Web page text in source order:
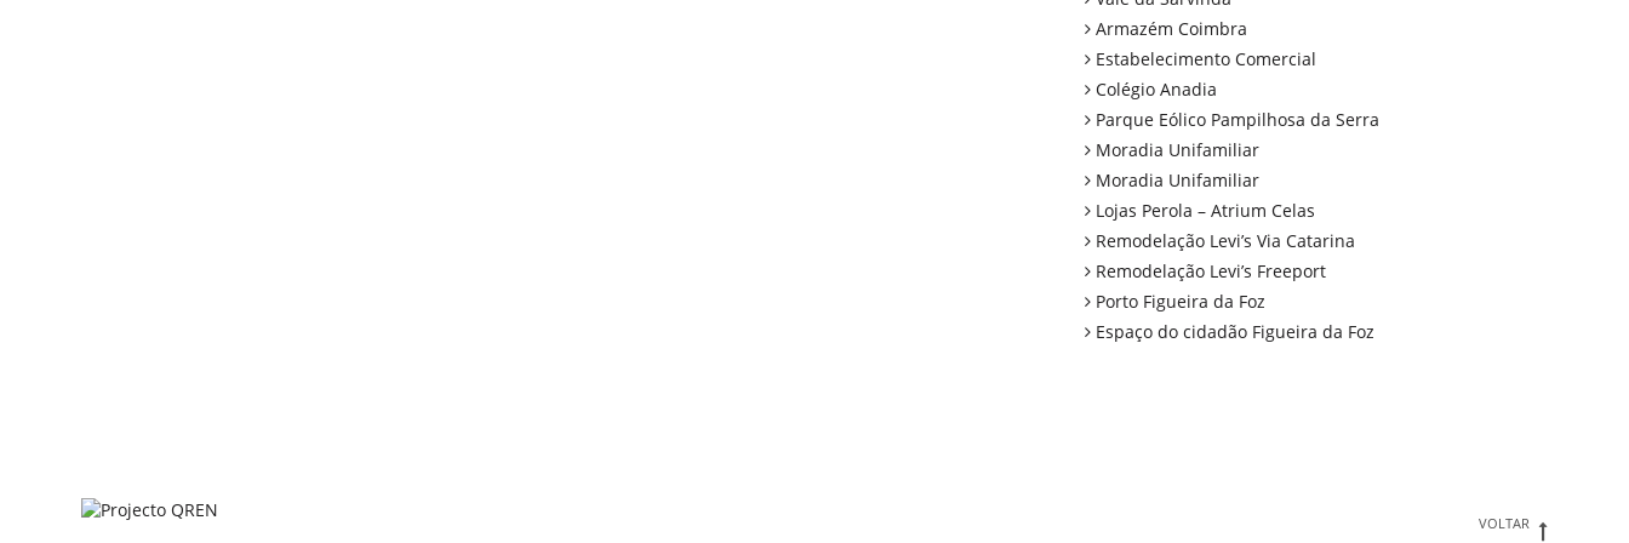
Armazém Coimbra
Estabelecimento Comercial
Colégio Anadia
Parque Eólico Pampilhosa da Serra
Moradia Unifamiliar
Moradia Unifamiliar
Lojas Perola – Atrium Celas
Remodelação Levi’s Via Catarina
Remodelação Levi’s Freeport
Porto Figueira da Foz
Espaço do cidadão Figueira da Foz
VOLTAR